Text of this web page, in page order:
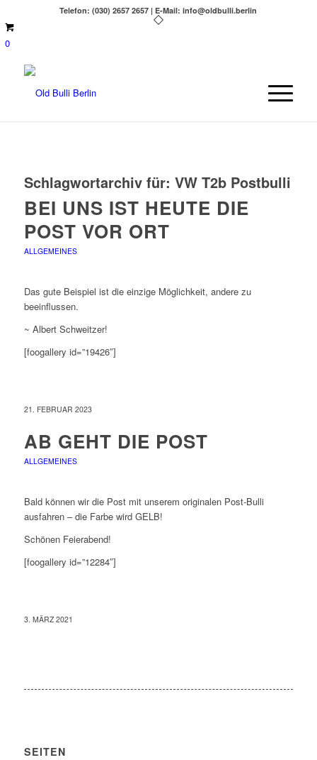
Telefon: (030) 2657 2657 | E-Mail: info@oldbulli.berlin
0
Schlagwortarchiv für: VW T2b Postbulli
BEI UNS IST HEUTE DIE
POST VOR ORT
ALLGEMEINES
Das gute Beispiel ist die einzige Möglichkeit, andere zu
beeinflussen.
~ Albert Schweitzer!
[foogallery id=”19426″]
21. FEBRUAR 2023
AB GEHT DIE POST
ALLGEMEINES
Bald können wir die Post mit unserem originalen Post-Bulli
ausfahren – die Farbe wird GELB!
Schönen Feierabend!
[foogallery id=”12284″]
3. MÄRZ 2021
SEITEN